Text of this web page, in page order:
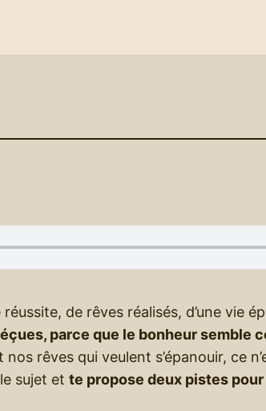
de rêves réalisés, d’une vie
parce que le bonheur semble
rêves qui veulent s’épanouir, ce
sujet ette propose deux pistes